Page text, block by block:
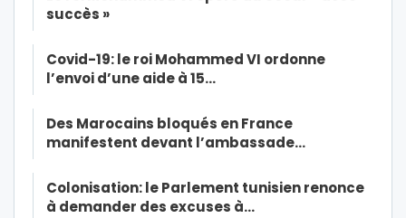
succès »
Covid-19: le roi Mohammed VI ordonne
l’envoi d’une aide à 15…
Des Marocains bloqués en France
manifestent devant l’ambassade…
Colonisation: le Parlement tunisien renonce
à demander des excuses à…